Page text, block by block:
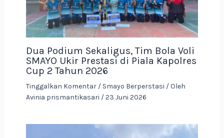
Dua Podium Sekaligus, Tim Bola Voli
SMAYO Ukir Prestasi di Piala Kapolres
Cup 2 Tahun 2026
Tinggalkan Komentar / Smayo Berperstasi / Oleh
Avinia prismantikasari /23 Juni 2026